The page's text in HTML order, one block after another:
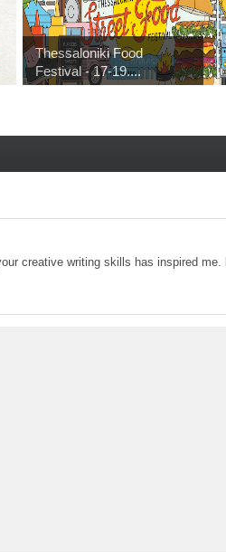
Thessaloniki Food
Festival - 17-19....
creative writing skills has inspired me.